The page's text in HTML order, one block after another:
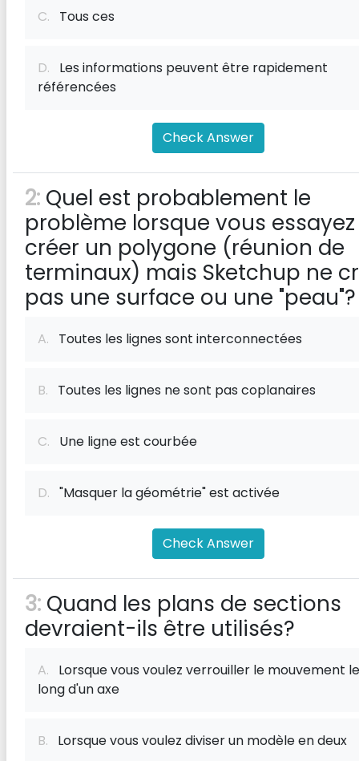
C. Tous ces
D. Les informations peuvent être rapidement
référencées
Check Answer
2: Quel est probablement le
problème lorsque vous
créer un polygone (réunion de
terminaux) mais Sketchup ne
pas une surface ou une "peau"?
A. Toutes les lignes sont interconnectées
B. Toutes les lignes ne sont pas coplanaires
C. Une ligne est courbée
D. "Masquer la géométrie" est activée
Check Answer
3: Quand les plans de sections
devraient-ils être utilisés?
A. Lorsque vous voulez verrouiller le mouvement le
long d'un axe
B. Lorsque vous voulez diviser un modèle en deux